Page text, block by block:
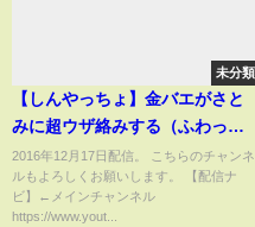
未分類
【しんやっちょ】金バエがさと
みに超ウザ絡みする（ふわっ
ち）
2016年12月17日配信。 こちらのチャンネ
ルもよろしくお願いします。 【配信ナ
ビ】←メインチャンネル
https://www.yout...